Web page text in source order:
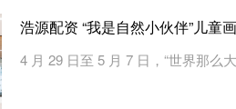
浩源配资 “我是自然小伙伴”儿童
4 月 29 日至 5 月 7 日，“世界那么